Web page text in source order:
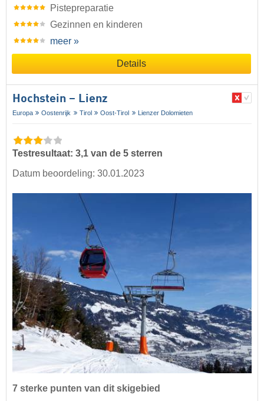
Pistepreparatie
Gezinnen en kinderen
meer »
Details
Hochstein – Lienz
Europa Oostenrijk Tirol Oost-Tirol Lienzer Dolomieten
Testresultaat: 3,1 van de 5 sterren
Datum beoordeling: 30.01.2023
7 sterke punten van dit skigebied